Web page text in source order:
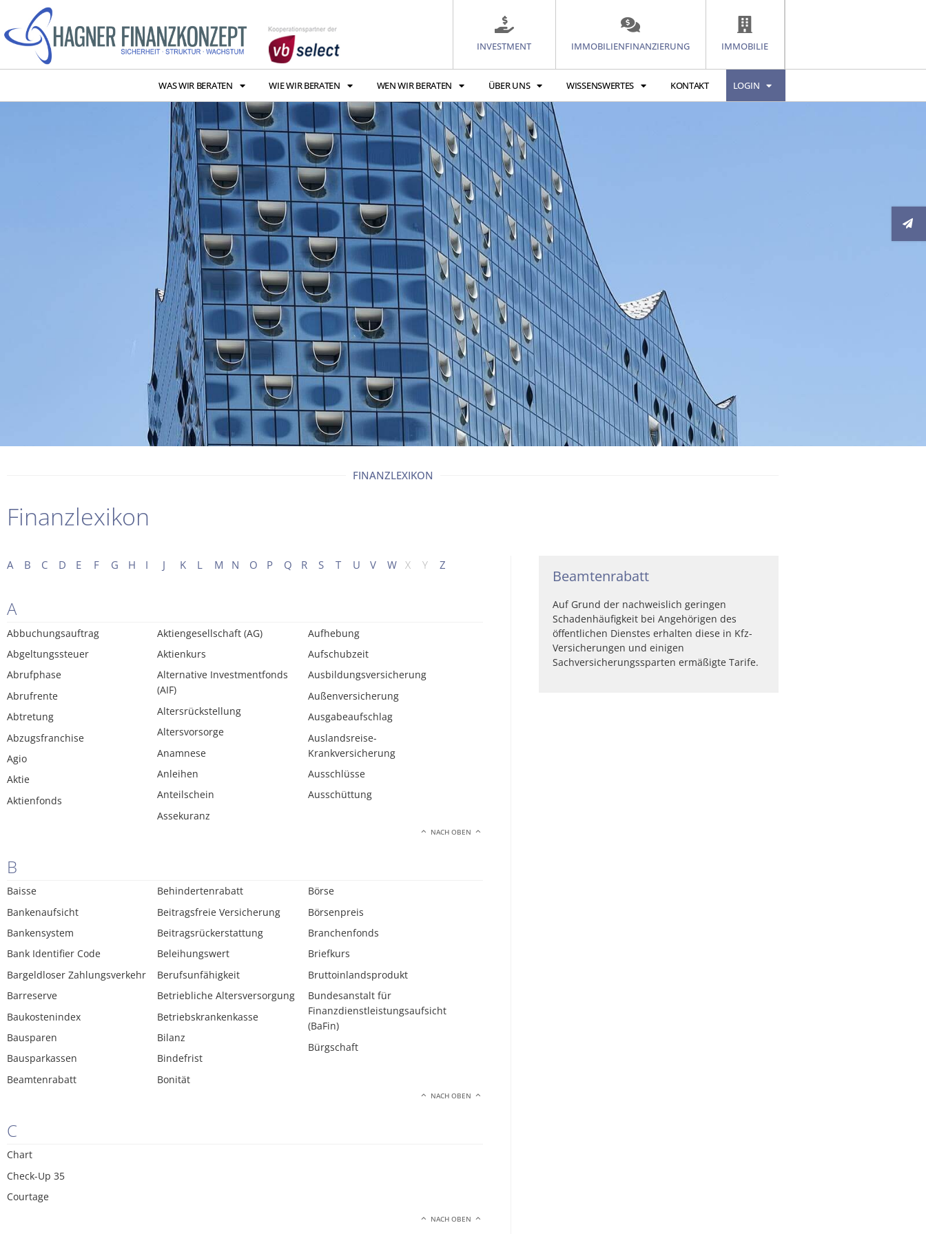
INVESTMENT IMMOBILIENFINANZIERUNG IMMOBILIE
WAS WIR BERATEN WIE WIR BERATEN WEN WIR BERATEN ÜBER UNS WISSENSWERTES KONTAKT LOGIN
FINANZLEXIKON
Finanzlexikon
A B C D E F G H I J K L M N O P Q R S T U V W X Y Z
A
Abbuchungsauftrag
Abgeltungssteuer
Abrufphase
Abrufrente
Abtretung
Abzugsfranchise
Agio
Aktie
Aktienfonds
Aktiengesellschaft (AG)
Aktienkurs
Alternative Investmentfonds
(AIF)
Altersrückstellung
Altersvorsorge
Anamnese
Anleihen
Anteilschein
Assekuranz
Aufhebung
Aufschubzeit
Ausbildungsversicherung
Außenversicherung
Ausgabeaufschlag
Auslandsreise-
Krankversicherung
Ausschlüsse
Ausschüttung
NACH OBEN
B
Baisse
Bankenaufsicht
Bankensystem
Bank Identifier Code
Bargeldloser Zahlungsverkehr
Barreserve
Baukostenindex
Bausparen
Bausparkassen
Beamtenrabatt
Behindertenrabatt
Beitragsfreie Versicherung
Beitragsrückerstattung
Beleihungswert
Berufsunfähigkeit
Betriebliche Altersversorgung
Betriebskrankenkasse
Bilanz
Bindefrist
Bonität
Börse
Börsenpreis
Branchenfonds
Briefkurs
Bruttoinlandsprodukt
Bundesanstalt für
Finanzdienstleistungsaufsicht
(BaFin)
Bürgschaft
NACH OBEN
C
Chart
Check-Up 35
Courtage
NACH OBEN
Beamtenrabatt
Auf Grund der nachweislich geringen
Schadenhäufigkeit bei Angehörigen des
öffentlichen Dienstes erhalten diese in Kfz-
Versicherungen und einigen
Sachversicherungssparten ermäßigte Tarife.